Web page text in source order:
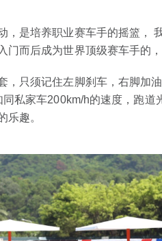
，是培养职业赛车手的摇篮，
而后成为世界顶级赛车手的
，只须记住左脚刹车，右脚加
私家车200km/h的速度，跑
乐趣。